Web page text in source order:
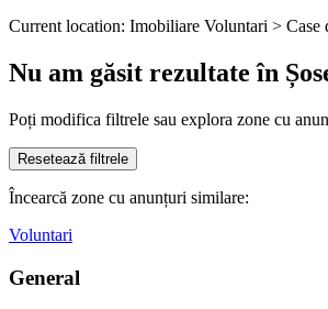
Current location: Imobiliare Voluntari > Case
Nu am găsit rezultate în
Poți modifica filtrele sau explora zone cu
Resetează filtrele
Încearcă zone cu anunțuri similare:
Voluntari
General